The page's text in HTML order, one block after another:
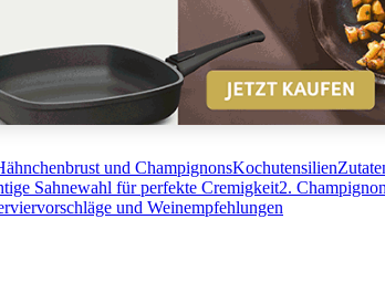
und ChampignonsKochutensilien
Sahnewahl für perfekte Cremigkeit2.
und Weinempfehlungen